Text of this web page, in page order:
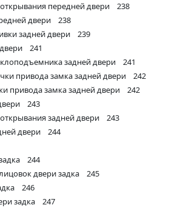
передней двери 238
двери 238
задней двери 239
двери 241
задней двери 241
привода замка задней двери 242
привода замка задней двери 242
243
задней двери 243
двери 244
244
двери задка 245
246
задка 247